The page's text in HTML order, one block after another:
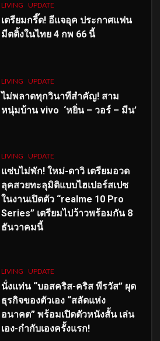
LIVING UPDATE
เตรียมกรี๊ด! อีแจอุค ประกาศแฟน
มีตติ้งในไทย 4 กพ 66 นี้
LIVING UPDATE
ไม่พลาดทุกวินาทีสำคัญ! สาม
หนุ่มบ้าน vivo ‘หยิ่น – วอร์ – มีน’
LIVING UPDATE
แซ่บไม่พัก! ใหม่-ดาวิ เตรียมอวด
ลุคสวยทะลุมิติแบบไฮเปอร์สเปซ
ในงานเปิดตัว “realme 10 Pro
Series” เตรียมไปว้าวพร้อมกัน 8
ธันวาคมนี้
LIVING UPDATE
นั่งแท่น “บอสคริส-คริส พีรวัส” ผุด
ธุรกิจของตัวเอง “สลัดแห่ง
อนาคต” พร้อมเปิดตัวหนังสั้น เล่น
เอง-กำกับเองครั้งแรก!